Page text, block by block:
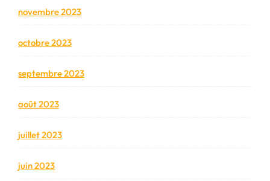
novembre 2023
octobre 2023
septembre 2023
août 2023
juillet 2023
juin 2023